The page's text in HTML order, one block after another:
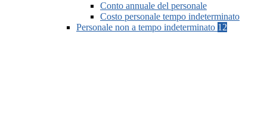
Conto annuale del personale
Costo personale tempo indeterminato
Personale non a tempo indeterminato 12